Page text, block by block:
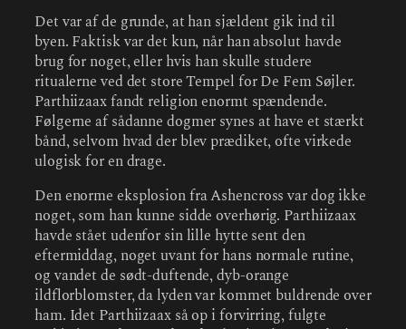
Det var af de grunde, at han sjældent gik ind til
byen. Faktisk var det kun, når han absolut havde
brug for noget, eller hvis han skulle studere
ritualerne ved det store Tempel for De Fem Søjler.
Parthiizaax fandt religion enormt spændende.
Følgerne af sådanne dogmer synes at have et stærkt
bånd, selvom hvad der blev prædiket, ofte virkede
ulogisk for en drage.
Den enorme eksplosion fra Ashencross var dog ikke
noget, som han kunne sidde overhørig. Parthiizaax
havde stået udenfor sin lille hytte sent den
eftermiddag, noget uvant for hans normale rutine,
og vandet de sødt-duftende, dyb-orange
ildflorblomster, da lyden var kommet buldrende over
ham. Idet Parthiizaax så op i forvirring, fulgte